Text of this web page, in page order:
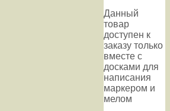
Данный
товар
доступен к
заказу только
вместе с
досками для
написания
маркером и
мелом